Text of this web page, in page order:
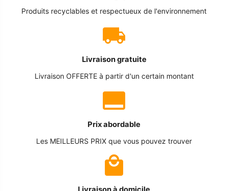
Produits recyclables et respectueux de l'environnement
Livraison gratuite
Livraison OFFERTE à partir d'un certain montant
Prix abordable
Les MEILLEURS PRIX que vous pouvez trouver